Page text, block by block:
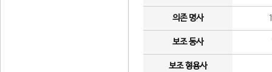
의존 명사
보조 동사
보조 형용사